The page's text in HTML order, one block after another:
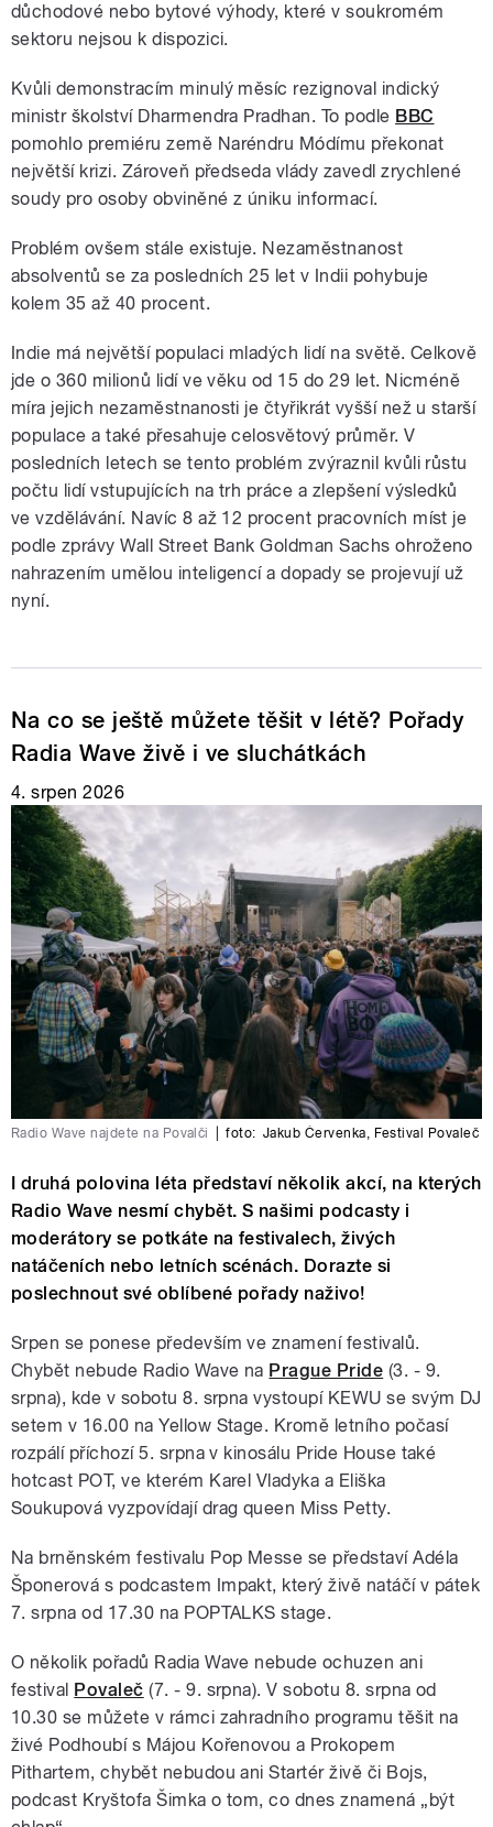
důchodové nebo bytové výhody, které v soukromém
sektoru nejsou k dispozici.
Kvůli demonstracím minulý měsíc rezignoval indický
ministr školství Dharmendra Pradhan. To podle BBC
pomohlo premiéru země Naréndru Módímu překonat
největší krizi. Zároveň předseda vlády zavedl zrychlené
soudy pro osoby obviněné z úniku informací.
Problém ovšem stále existuje. Nezaměstnanost
absolventů se za posledních 25 let v Indii pohybuje
kolem 35 až 40 procent.
Indie má největší populaci mladých lidí na světě. Celkově
jde o 360 milionů lidí ve věku od 15 do 29 let. Nicméně
míra jejich nezaměstnanosti je čtyřikrát vyšší než u starší
populace a také přesahuje celosvětový průměr. V
posledních letech se tento problém zvýraznil kvůli růstu
počtu lidí vstupujících na trh práce a zlepšení výsledků
ve vzdělávání. Navíc 8 až 12 procent pracovních míst je
podle zprávy Wall Street Bank Goldman Sachs ohroženo
nahrazením umělou inteligencí a dopady se projevují už
nyní.
Na co se ještě můžete těšit v létě? Pořady
Radia Wave živě i ve sluchátkách
4. srpen 2026
Radio Wave najdete na Povalči foto: Jakub Červenka, Festival Povaleč
I druhá polovina léta představí několik akcí, na kterých
Radio Wave nesmí chybět. S našimi podcasty i
moderátory se potkáte na festivalech, živých
natáčeních nebo letních scénách. Dorazte si
poslechnout své oblíbené pořady naživo!
Srpen se ponese především ve znamení festivalů.
Chybět nebude Radio Wave na Prague Pride (3. - 9.
srpna), kde v sobotu 8. srpna vystoupí KEWU se svým DJ
setem v 16.00 na Yellow Stage. Kromě letního počasí
rozpálí příchozí 5. srpna v kinosálu Pride House také
hotcast POT, ve kterém Karel Vladyka a Eliška
Soukupová vyzpovídají drag queen Miss Petty.
Na brněnském festivalu Pop Messe se představí Adéla
Šponerová s podcastem Impakt, který živě natáčí v pátek
7. srpna od 17.30 na POPTALKS stage.
O několik pořadů Radia Wave nebude ochuzen ani
festival Povaleč (7. - 9. srpna). V sobotu 8. srpna od
10.30 se můžete v rámci zahradního programu těšit na
živé Podhoubí s Májou Kořenovou a Prokopem
Pithartem, chybět nebudou ani Startér živě či Bojs,
podcast Kryštofa Šimka o tom, co dnes znamená „být